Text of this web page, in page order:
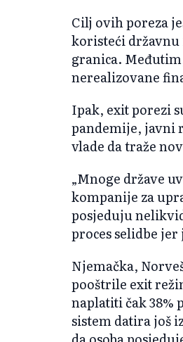
Cilj ovih poreza
koristeći
granica.
nerealizovane
Ipak, exit porezi
pandemije, javni
vlade da traže
„Mnoge države
kompanije za
posjeduju
proces selidbe
Njemačka,
pooštrile exit
naplatiti čak 38%
sistem datira još